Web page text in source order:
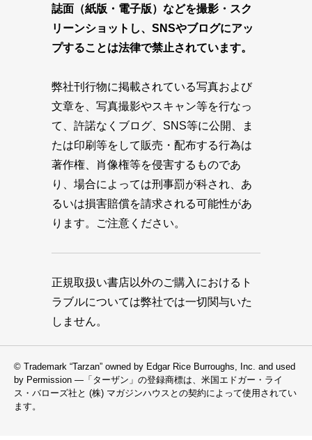
誌面（紙版・電子版）などを撮影・スク
リーンショットし、SNSやブログにアッ
プすることは法律で禁止されています。
弊社刊行物に掲載されている写真および
文章を、写真撮影やスキャン等を行なっ
て、許諾なくブログ、SNS等に公開、ま
たは印刷等をして販売・配布する行為は
著作権、肖像権等を侵害するものであ
り、場合によっては刑事罰が科され、あ
るいは損害賠償を請求される可能性があ
ります。ご注意ください。
正規取扱い書店以外のご購入におけるト
ラブルについては弊社では一切関与いた
しません。
© Trademark “Tarzan” owned by Edgar Rice Burroughs, Inc. and used
by Permission —「ターザン」の登録商標は、米国エドガー・ライ
ス・バローズ社と (株) マガジンハウスとの契約によって使用されてい
ます。